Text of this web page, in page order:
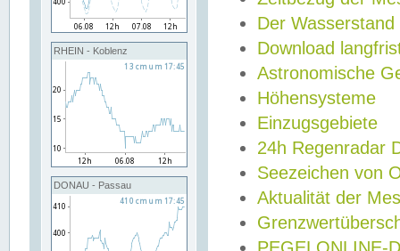
RHEIN - Koblenz
DONAU - Passau
Der Wasserstand
Download
Astronomische
Höhensysteme
Einzugsgebiete
24h Regenradar
Seezeichen von
Aktualität der